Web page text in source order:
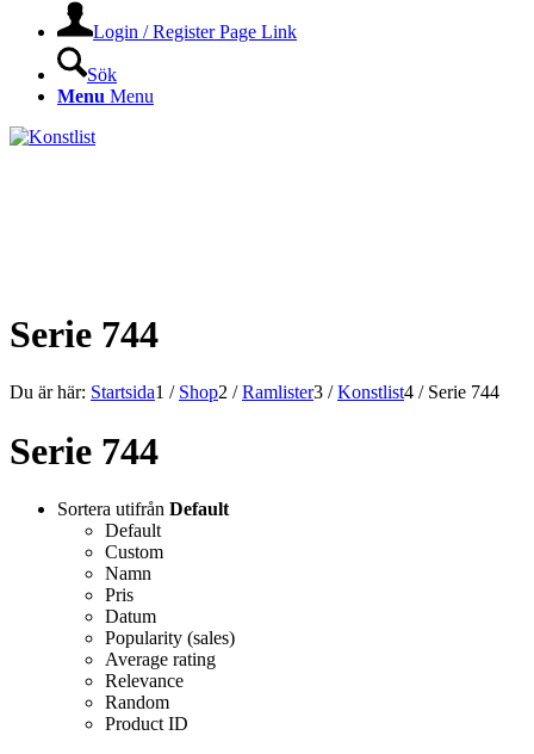
Login / Register Page Link
Sök
Menu Menu
Serie 744
Du är här: Startsida1 / Shop2 / Ramlister3 / Konstlist4 / Serie 744
Serie 744
Sortera utifrån Default
Default
Custom
Namn
Pris
Datum
Popularity (sales)
Average rating
Relevance
Random
Product ID